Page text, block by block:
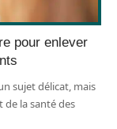
pour enlever
sujet délicat, mais
de la santé des